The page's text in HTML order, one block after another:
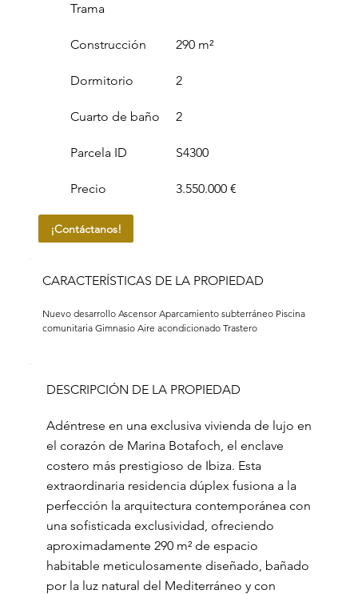
Trama
Construcción 290 m²
Dormitorio
Cuarto de baño
2
2
Parcela ID
Precio
S4300
3.550.000 €
¡Contáctanos!
CARACTERÍSTICAS DE LA PROPIEDAD
Nuevo desarrollo Ascensor Aparcamiento subterráneo Piscina
comunitaria Gimnasio Aire acondicionado Trastero
DESCRIPCIÓN DE LA PROPIEDAD
Adéntrese en una exclusiva vivienda de lujo en
el corazón de Marina Botafoch, el enclave
costero más prestigioso de Ibiza. Esta
extraordinaria residencia dúplex fusiona a la
perfección la arquitectura contemporánea con
una sofisticada exclusividad, ofreciendo
aproximadamente 290 m² de espacio
habitable meticulosamente diseñado, bañado
por la luz natural del Mediterráneo y con